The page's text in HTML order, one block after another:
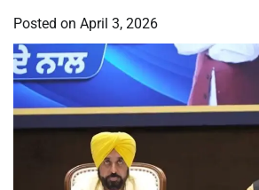
Posted on April 3, 2026